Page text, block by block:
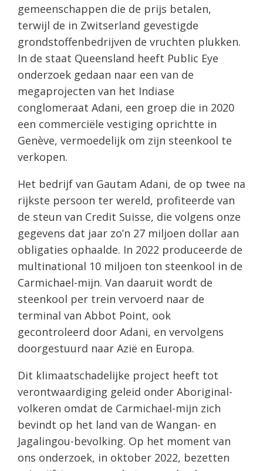
gemeenschappen die de prijs betalen,
terwijl de in Zwitserland gevestigde
grondstoffenbedrijven de vruchten plukken.
In de staat Queensland heeft Public Eye
onderzoek gedaan naar een van de
megaprojecten van het Indiase
conglomeraat Adani, een groep die in 2020
een commerciële vestiging oprichtte in
Genève, vermoedelijk om zijn steenkool te
verkopen.
Het bedrijf van Gautam Adani, de op twee na
rijkste persoon ter wereld, profiteerde van
de steun van Credit Suisse, die volgens onze
gegevens dat jaar zo’n 27 miljoen dollar aan
obligaties ophaalde. In 2022 produceerde de
multinational 10 miljoen ton steenkool in de
Carmichael-mijn. Van daaruit wordt de
steenkool per trein vervoerd naar de
terminal van Abbot Point, ook
gecontroleerd door Adani, en vervolgens
doorgestuurd naar Azië en Europa.
Dit klimaatschadelijke project heeft tot
verontwaardiging geleid onder Aboriginal-
volkeren omdat de Carmichael-mijn zich
bevindt op het land van de Wangan- en
Jagalingou-bevolking. Op het moment van
ons onderzoek, in oktober 2022, bezetten